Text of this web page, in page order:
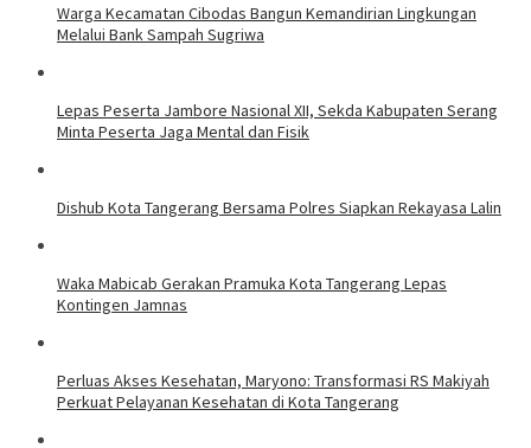
Warga Kecamatan Cibodas Bangun Kemandirian Lingkungan
Melalui Bank Sampah Sugriwa
Lepas Peserta Jambore Nasional XII, Sekda Kabupaten Serang
Minta Peserta Jaga Mental dan Fisik
Dishub Kota Tangerang Bersama Polres Siapkan Rekayasa Lalin
Waka Mabicab Gerakan Pramuka Kota Tangerang Lepas
Kontingen Jamnas
Perluas Akses Kesehatan, Maryono: Transformasi RS Makiyah
Perkuat Pelayanan Kesehatan di Kota Tangerang